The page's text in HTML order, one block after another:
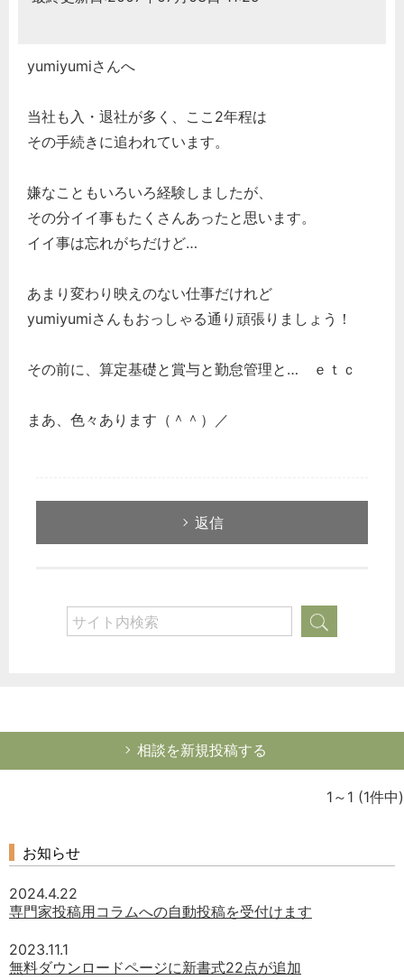
yumiyumiさんへ
当社も入・退社が多く、ここ2年程は
その手続きに追われています。
嫌なこともいろいろ経験しましたが、
その分イイ事もたくさんあったと思います。
イイ事は忘れがちだけど…
あまり変わり映えのない仕事だけれど
yumiyumiさんもおっしゃる通り頑張りましょう！
その前に、算定基礎と賞与と勤怠管理と… ｅｔｃ
まあ、色々あります（＾＾）／
返信
相談を新規投稿する
1～1 (1件中)
お知らせ
2024.4.22
専門家投稿用コラムへの自動投稿を受付けます
2023.11.1
無料ダウンロードページに新書式22点が追加